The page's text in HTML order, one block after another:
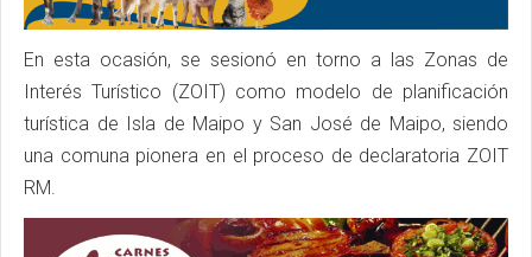
En esta ocasión, se sesionó en torno a las Zonas de
Interés Turístico (ZOIT) como modelo de planificación
turística de Isla de Maipo y San José de Maipo, siendo
una comuna pionera en el proceso de declaratoria ZOIT
RM.